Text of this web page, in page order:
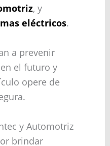
, y
eléctricos.
a prevenir
el futuro y
opere de
y Automotriz
brindar